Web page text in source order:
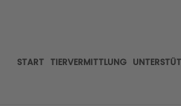
START TIERVERMITTLUNG